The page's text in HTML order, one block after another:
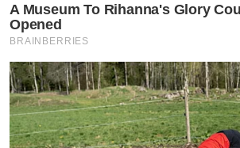
A Museum To Rihanna's Glory
Opened
BRAINBERRIES